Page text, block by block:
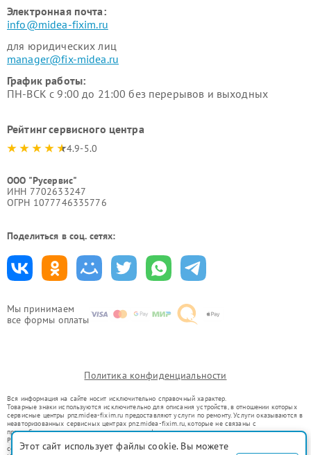
Мы принимаем
все формы оплаты
Электронная почта:
info@midea-fixim.ru
для юридических лиц
manager@fix-midea.ru
График работы:
ПН-ВСК с 9:00 до 21:00 без перерывов и выходных
Рейтинг сервисного центра
4.9-5.0
ООО "Русервис"
ИНН 7702633247
ОГРН 1077746335776
Поделиться в соц. сетях:
Политика конфиденциальности
Вся информация на сайте носит исключительно справочный характер.
Товарные знаки используются исключительно для описания устройств, в отношении которых
сервисные центры pnz.midea-fixim.ru предоставляют услуги по ремонту. Услуги оказываются в
неавторизованных сервисных центрах pnz.midea-fixim.ru, которые не связаны с
правообладателями товарных знаков или их официальными представителями.
Ремонт осуществляется для устройств, уже введенных в гражданский оборот в соответствии
со статьей 1487 ГК РФ.
Этот сайт использует файлы cookie. Вы можете